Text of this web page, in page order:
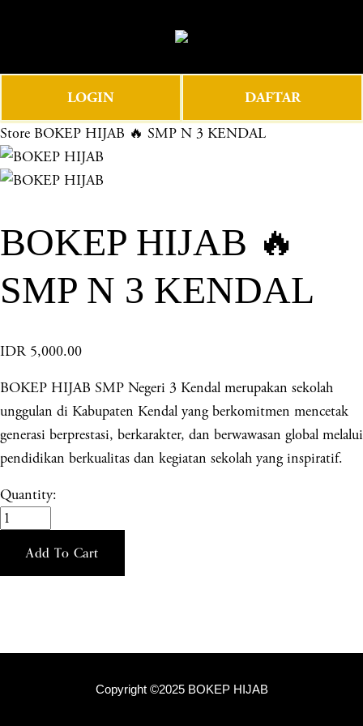
e
e
n
u
LOGIN DAFTAR
Store BOKEP HIJAB 🔥 SMP N 3 KENDAL
BOKEP HIJAB 🔥
SMP N 3 KENDAL
IDR 5,000.00
BOKEP HIJAB SMP Negeri 3 Kendal merupakan sekolah
unggulan di Kabupaten Kendal yang berkomitmen mencetak
generasi berprestasi, berkarakter, dan berwawasan global melalui
pendidikan berkualitas dan kegiatan sekolah yang inspiratif.
Quantity:
Add To Cart
Copyright ©2025 BOKEP HIJAB